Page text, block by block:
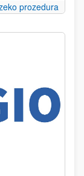
prozedura